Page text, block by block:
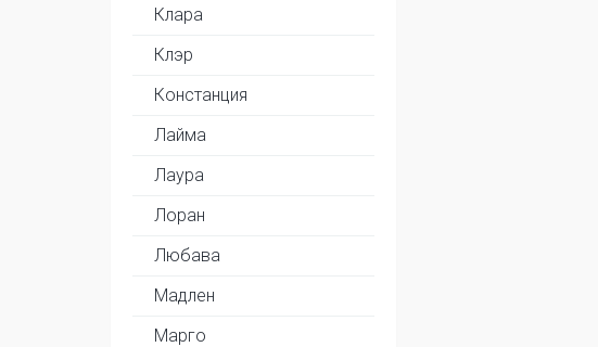
Клара
Клэр
Констанция
Лайма
Лаура
Лоран
Любава
Мадлен
Марго